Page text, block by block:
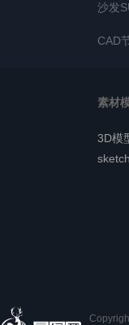
沙发
CAD
素材
3D模